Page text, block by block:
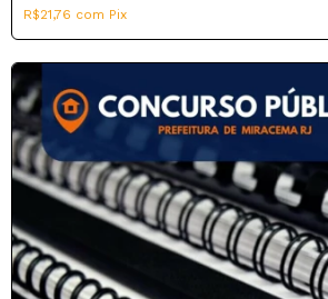
R$21,76 com Pix